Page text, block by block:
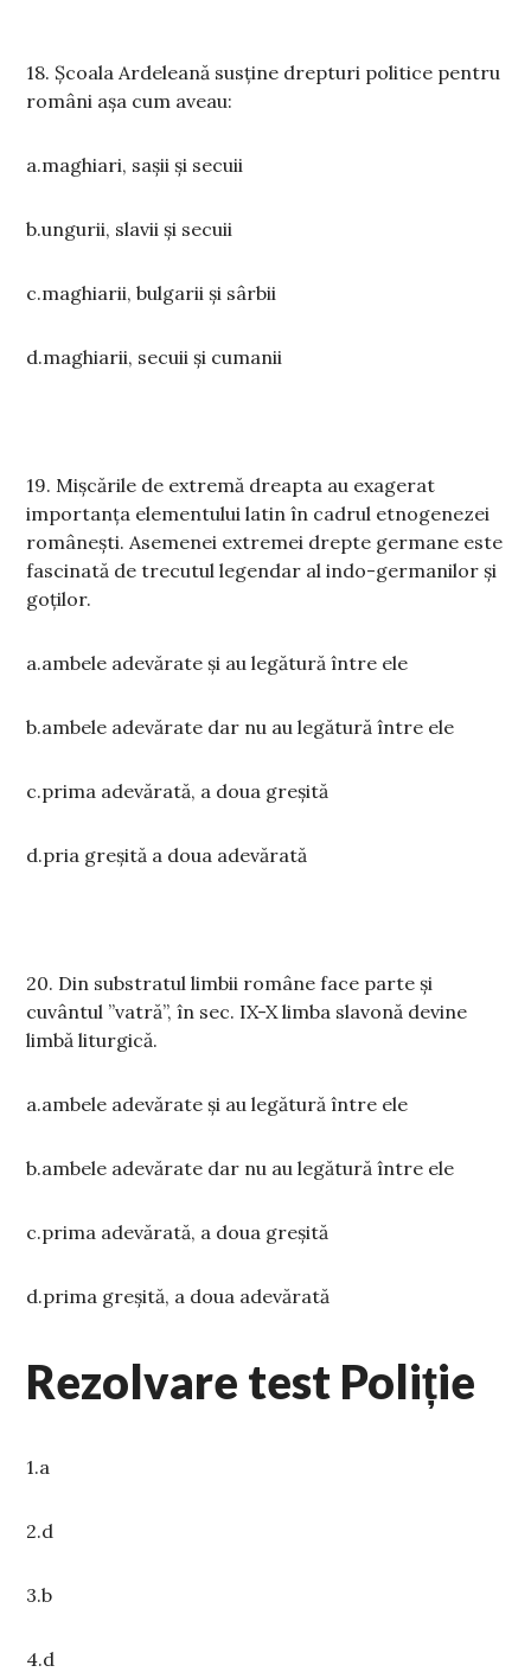
18. Școala Ardeleană susține drepturi politice pentru
români așa cum aveau:
a.maghiari, sașii și secuii
b.ungurii, slavii și secuii
c.maghiarii, bulgarii și sârbii
d.maghiarii, secuii și cumanii
19. Mișcările de extremă dreapta au exagerat
importanța elementului latin în cadrul etnogenezei
românești. Asemenei extremei drepte germane este
fascinată de trecutul legendar al indo-germanilor și
goților.
a.ambele adevărate și au legătură între ele
b.ambele adevărate dar nu au legătură între ele
c.prima adevărată, a doua greșită
d.pria greșită a doua adevărată
20. Din substratul limbii române face parte și
cuvântul ”vatră”, în sec. IX-X limba slavonă devine
limbă liturgică.
a.ambele adevărate și au legătură între ele
b.ambele adevărate dar nu au legătură între ele
c.prima adevărată, a doua greșită
d.prima greșită, a doua adevărată
Rezolvare test Poliție
1.a
2.d
3.b
4.d